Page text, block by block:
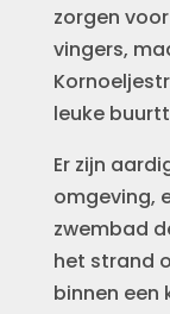
zorgen
vingers,
leuke
Er zijn
omgeving,
zwembad
het strand
binnen een